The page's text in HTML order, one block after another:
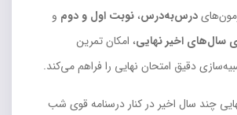
درس‌به‌درس، نوبت اول و دوم و
سال‌های اخیر نهایی، امکان تمرین
دقیق امتحان نهایی را فراهم می‌کند.
چند سال اخیر در کنار درسنامه قوی شب